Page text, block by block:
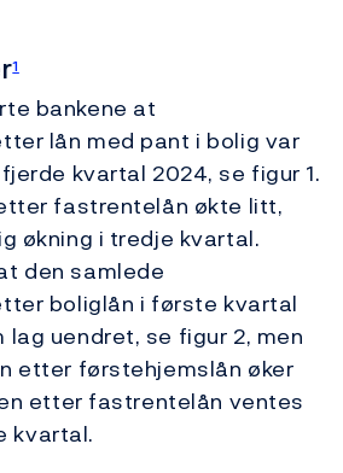
1
bankene at
lån med pant i bolig var
kvartal 2024, se figur 1.
fastrentelån økte litt,
økning i tredje kvartal.
den samlede
boliglån i første kvartal
uendret, se figur 2, men
etter førstehjemslån øker
etter fastrentelån ventes
kvartal.